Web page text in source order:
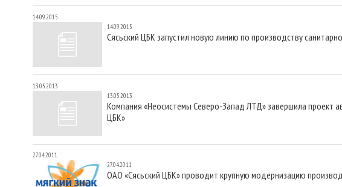
14.09.2015
14.09.2015
Сясьский ЦБК запустил новую линию по производству
13.05.2013
13.05.2013
Компания «Неосистемы Северо-Запад ЛТД» завершила проект
ЦБК»
27.04.2011
27.04.2011
ОАО «Сясьский ЦБК» проводит крупную модернизацию